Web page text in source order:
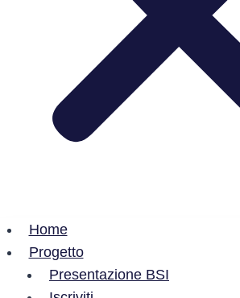
Home
Progetto
Presentazione BSI